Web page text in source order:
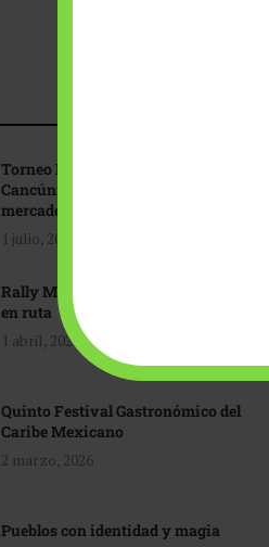
Torneo Internacional de Pesca
Cancún: Navegando hacia nuevos
mercados
1 julio, 2026
Rally Maya: Herencia automotriz
en ruta
1 abril, 2026
Quinto Festival Gastronómico del
Caribe Mexicano
2 marzo, 2026
Pueblos con identidad y magia